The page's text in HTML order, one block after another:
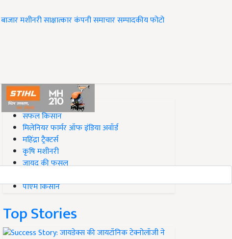
बाजारमशीनरीसाक्षात्कारकंपनी समाचारसम्पादकीयफोटो
#Top on Krishi Jagran
सफल किसान
मिलेनियर फार्मर ऑफ इंडिया अवॉर्ड
महिंद्रा ट्रैक्टर्स
कृषि मशीनरी
जायद की फसल
पीएम किसान
Top Stories